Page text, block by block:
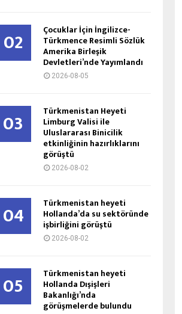
02 Çocuklar İçin İngilizce-
Türkmence Resimli Sözlük
Amerika Birleşik
Devletleri’nde Yayımlandı
2026-08-05
03 Türkmenistan Heyeti
Limburg Valisi ile
Uluslararası Binicilik
etkinliğinin hazırlıklarını
görüştü
2026-08-02
04 Türkmenistan heyeti
Hollanda’da su sektöründe
işbirliğini görüştü
2026-08-02
05 Türkmenistan heyeti
Hollanda Dışişleri
Bakanlığı’nda
görüşmelerde bulundu